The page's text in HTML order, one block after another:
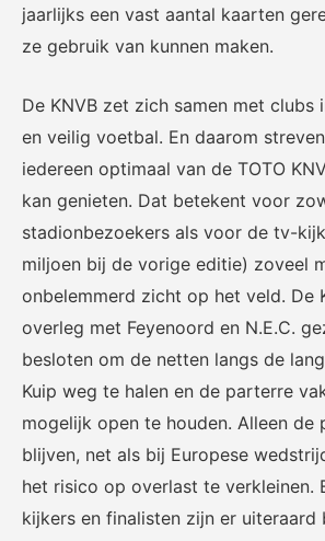
jaarlijks een vast aantal kaarten
ze gebruik van kunnen maken.
De KNVB zet zich samen met clubs
en veilig voetbal. En daarom
iedereen optimaal van de TOTO
kan genieten. Dat betekent voor
stadionbezoekers als voor de tv-
miljoen bij de vorige editie) zoveel
onbelemmerd zicht op het veld. De
overleg met Feyenoord en N.E.C.
besloten om de netten langs de
Kuip weg te halen en de parterre
mogelijk open te houden. Alleen de
blijven, net als bij Europese
het risico op overlast te verkleinen.
kijkers en finalisten zijn er